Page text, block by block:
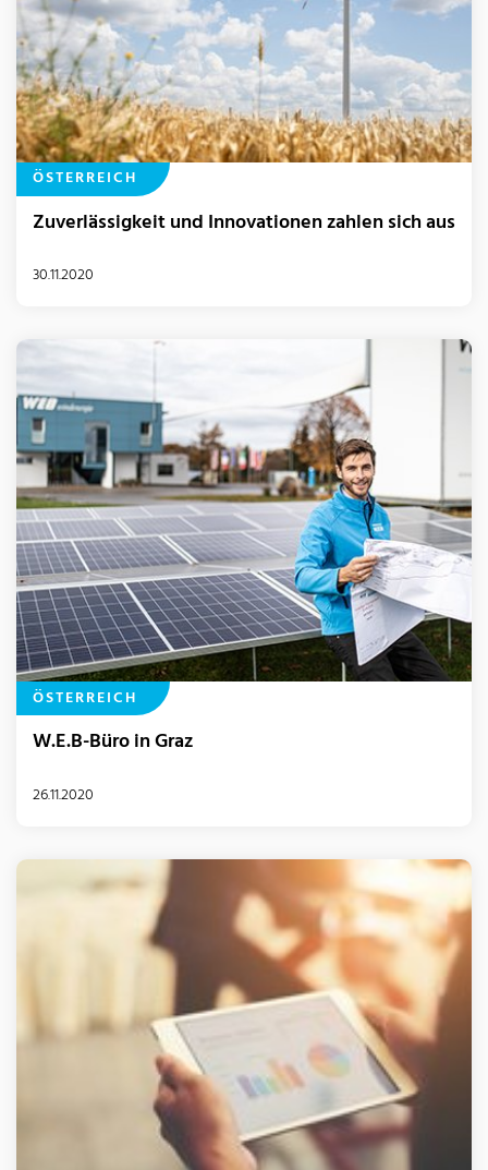
ÖSTERREICH
Zuverlässigkeit und Innovationen zahlen sich aus
30.11.2020
ÖSTERREICH
W.E.B-Büro in Graz
26.11.2020